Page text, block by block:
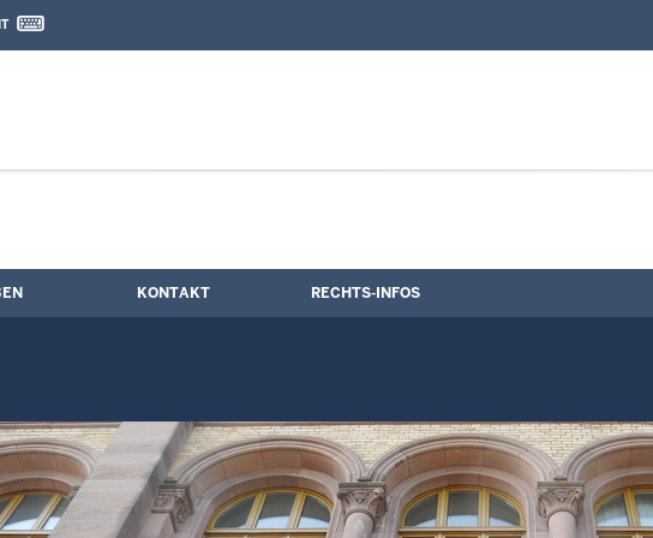
Kontaktformular
KONTAKT RECHTS-INFOS